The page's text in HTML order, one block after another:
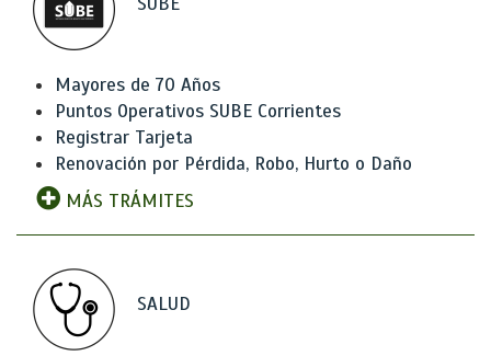
Mayores de 70 Años
Puntos Operativos SUBE Corrientes
Registrar Tarjeta
Renovación por Pérdida, Robo, Hurto o Daño
MÁS TRÁMITES
SALUD